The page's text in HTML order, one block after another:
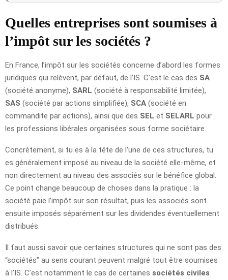
Quelles entreprises sont soumises à
l’impôt sur les sociétés ?
En France, l’impôt sur les sociétés concerne d’abord les formes
juridiques qui relèvent, par défaut, de l’IS. C’est le cas des SA
(société anonyme), SARL (société à responsabilité limitée),
SAS (société par actions simplifiée), SCA (société en
commandite par actions), ainsi que des SEL et SELARL pour
les professions libérales organisées sous forme sociétaire.
Concrètement, si tu es à la tête de l’une de ces structures, tu
es généralement imposé au niveau de la société elle-même, et
non directement au niveau des associés sur le bénéfice global.
Ce point change beaucoup de choses dans la pratique : la
société paie l’impôt sur son résultat, puis les associés sont
ensuite imposés séparément sur les dividendes éventuellement
distribués.
Il faut aussi savoir que certaines structures qui ne sont pas des
“sociétés” au sens courant peuvent malgré tout être soumises
à l’IS. C’est notamment le cas de certaines sociétés civiles